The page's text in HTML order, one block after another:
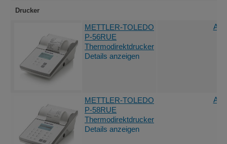
Drucker
METTLER-TOLEDO
P-56RUE
Thermodirektdrucker
Details anzeigen
METTLER-TOLEDO
P-58RUE
Thermodirektdrucker
Details anzeigen